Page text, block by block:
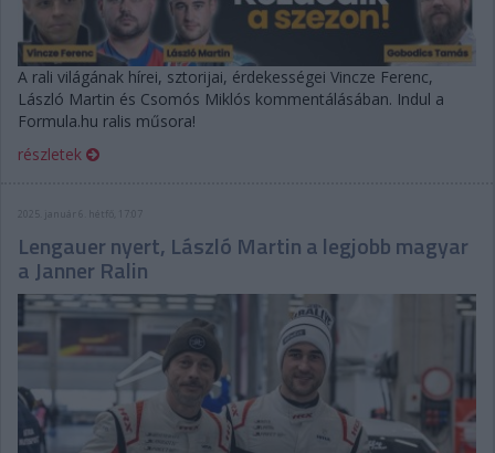
A rali világának hírei, sztorijai, érdekességei Vincze Ferenc,
László Martin és Csomós Miklós kommentálásában. Indul a
Formula.hu ralis műsora!
részletek
2025. január 6. hétfő, 17:07
Lengauer nyert, László Martin a legjobb magyar
a Janner Ralin